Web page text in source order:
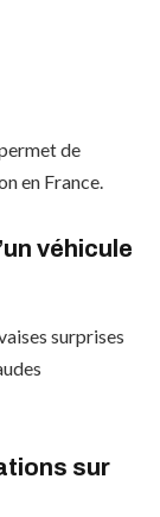
de
en France.
véhicule
surprises
sur